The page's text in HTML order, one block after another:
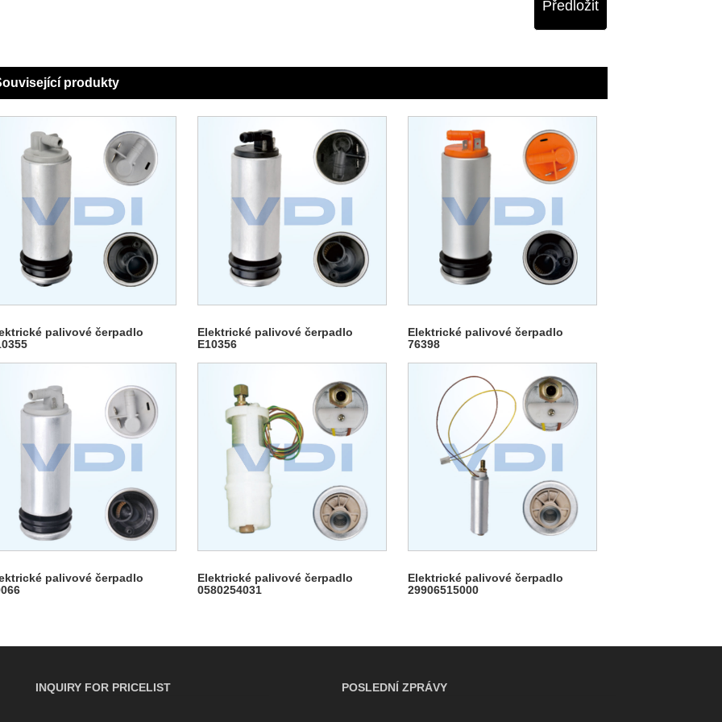
Předložit
produkty
palivové čerpadlo
Elektrické palivové čerpadlo
E10356
Elektrické palivové čerpadlo
76398
palivové čerpadlo
Elektrické palivové čerpadlo
0580254031
Elektrické palivové čerpadlo
29906515000
INQUIRY FOR PRICELIST POSLEDNÍ ZPRÁVY